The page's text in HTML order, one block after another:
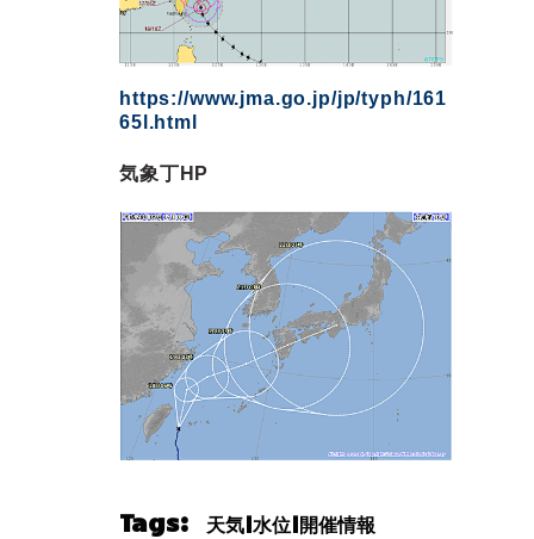
https://www.jma.go.jp/jp/typh/161
65l.html
気象丁HP
Tags: 天気|水位|開催情報